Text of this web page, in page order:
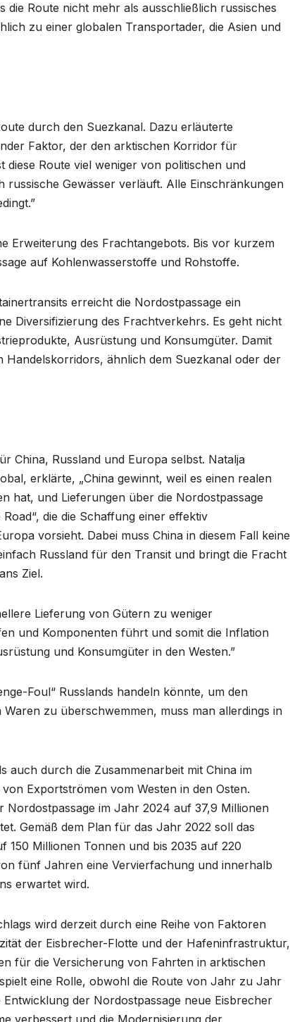
die Route nicht mehr als ausschließlich russisches
zu einer globalen Transportader, die Asien und
durch den Suezkanal. Dazu erläuterte
Faktor, der den arktischen Korridor für
Route viel weniger von politischen und
russische Gewässer verläuft. Alle Einschränkungen
Erweiterung des Frachtangebots. Bis vor kurzem
auf Kohlenwasserstoffe und Rohstoffe.
erreicht die Nordostpassage ein
Diversifizierung des Frachtverkehrs. Es geht nicht
Ausrüstung und Konsumgüter. Damit
ähnlich dem Suezkanal oder der
China, Russland und Europa selbst. Natalja
erklärte, „China gewinnt, weil es einen realen
hat, und Lieferungen über die Nordostpassage
die die Schaffung einer effektiv
vorsieht. Dabei muss China in diesem Fall keine
Russland für den Transit und bringt die Fracht
Ziel.
Lieferung von Gütern zu weniger
und Komponenten führt und somit die Inflation
und Konsumgüter in den Westen.”
Foul“ Russlands handeln könnte, um den
zu überschwemmen, muss man allerdings in
auch durch die Zusammenarbeit mit China im
Exportströmen vom Westen in den Osten.
Nordostpassage im Jahr 2024 auf 37,9 Millionen
Gemäß dem Plan für das Jahr 2022 soll das
150 Millionen Tonnen und bis 2035 auf 220
fünf Jahren eine Vervierfachung und innerhalb
erwartet wird.
wird derzeit durch eine Reihe von Faktoren
der Eisbrecher-Flotte und der Hafeninfrastruktur,
für die Versicherung von Fahrten in arktischen
eine Rolle, obwohl die Route von Jahr zu Jahr
der Nordostpassage neue Eisbrecher